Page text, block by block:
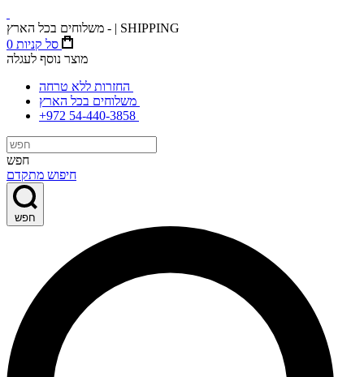
משלוחים בכל הארץ - | SHIPPING
0 סל קניות
מוצר נוסף לעגלה
+972 54-440-3858
חפש
חיפוש מתקדם
חפש